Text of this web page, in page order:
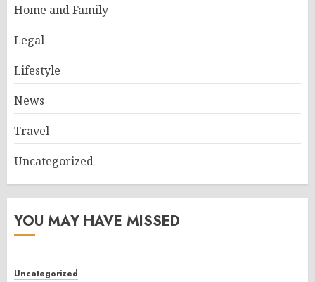
Home and Family
Legal
Lifestyle
News
Travel
Uncategorized
YOU MAY HAVE MISSED
Uncategorized